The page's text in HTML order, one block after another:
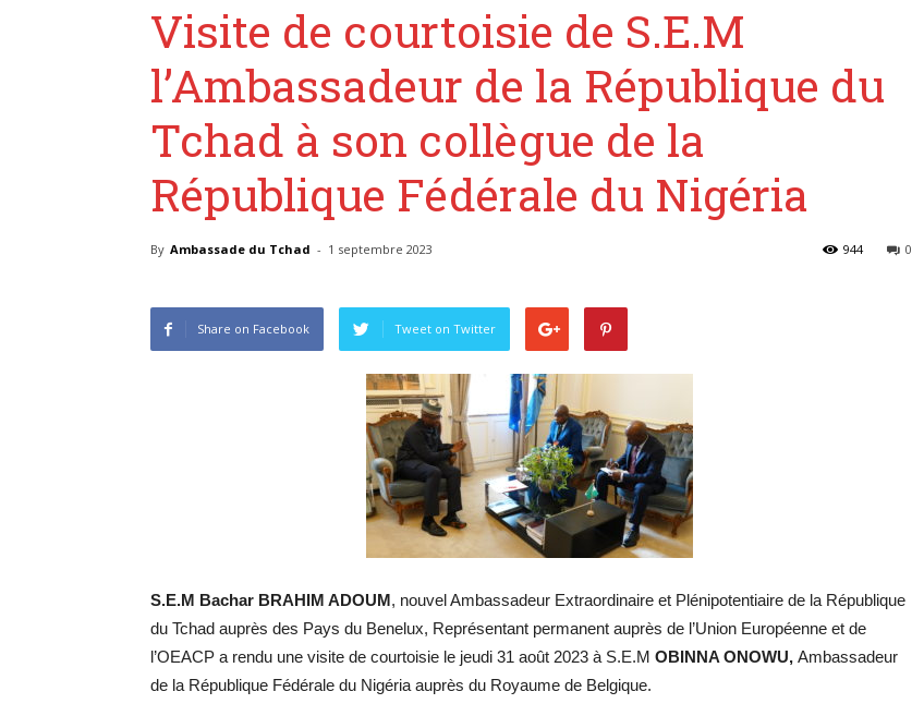
Visite de courtoisie de S.E.M
l’Ambassadeur de la République du
Tchad à son collègue de la
République Fédérale du Nigéria
By Ambassade du Tchad - 1 septembre 2023 0
944
Share on Facebook Tweet on Twitter
S.E.M Bachar BRAHIM ADOUM, nouvel Ambassadeur Extraordinaire et Plénipotentiaire de la République
du Tchad auprès des Pays du Benelux, Représentant permanent auprès de l’Union Européenne et de
l’OEACP a rendu une visite de courtoisie le jeudi 31 août 2023 à S.E.M OBINNA ONOWU, Ambassadeur
de la République Fédérale du Nigéria auprès du Royaume de Belgique.